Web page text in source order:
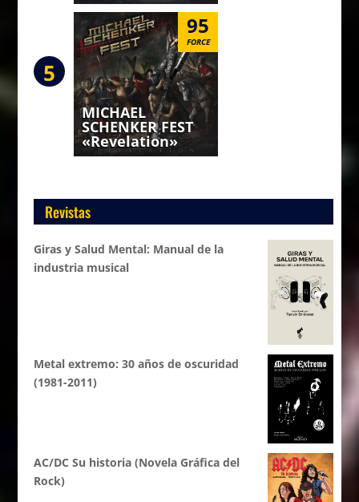
5
95
FORCE
MICHAEL
SCHENKER FEST
«Revelation»
Revistas
Giras y Salud Mental: Manual de la
industria musical
Metal extremo: 30 años de oscuridad
(1981-2011)
AC/DC Su historia (Novela Gráfica del
Rock)